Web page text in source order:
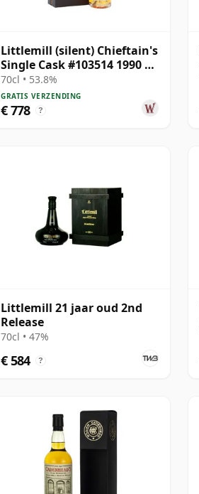
Littlemill (silent) Chieftain's
Single Cask #103514 1990 28
jaar oud
70cl • 53.8%
GRATIS VERZENDING
€ 778 ?
Littlemill 21 jaar oud 2nd
Release
70cl • 47%
€ 584 ?